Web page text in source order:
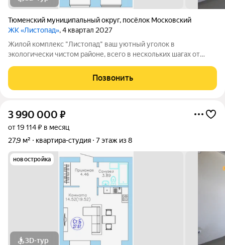
Тюменский муниципальный округ, посёлок Московский
ЖК «Листопад», 4 квартал 2027
Жилой комплекс "Листопад" ваш уютный уголок в
экологически чистом районе, всего в нескольких шагах от
ждут просторные квартиры в настоящем кирпичном доме с
высокими потолками и большими
Позвонить
3 990 000 ₽
от 19 114 ₽ в месяц
27,9 м²
квартира-студия 7 этаж из 8
новостройка
3D-тур